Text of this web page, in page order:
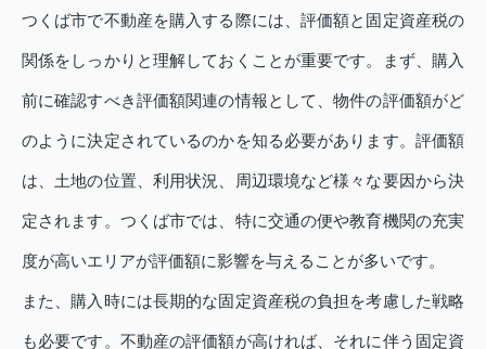
つくば市で不動産を購入する際には、評価額と固定資産税の
関係をしっかりと理解しておくことが重要です。まず、購入
前に確認すべき評価額関連の情報として、物件の評価額がど
のように決定されているのかを知る必要があります。評価額
は、土地の位置、利用状況、周辺環境など様々な要因から決
定されます。つくば市では、特に交通の便や教育機関の充実
度が高いエリアが評価額に影響を与えることが多いです。
また、購入時には長期的な固定資産税の負担を考慮した戦略
も必要です。不動産の評価額が高ければ、それに伴う固定資